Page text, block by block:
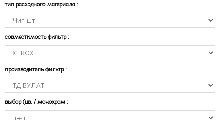
тип расходного материала :
совместимость фильтр :
производитель фильтр :
выбор (цв. / монохром :